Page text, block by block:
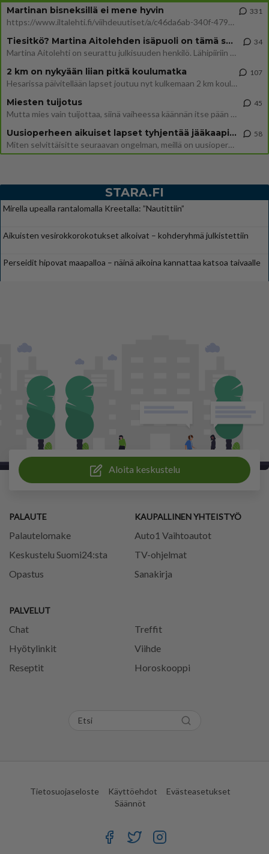
Martinan bisneksillä ei mene hyvin
https://www.iltalehti.fi/viihdeuutiset/a/c46da6ab-340f-4790-aaa7-0865eed2336 Yrityksen konkurssihakemus on tullut kärä
331
Tiesitkö? Martina Aitolehden isäpuoli on tämä suosittu laulaja
Martina Aitolehti on seurattu julkisuuden henkilö. Lähipiiriin mahtuu muitakin tunnettuja henkilöitä. Tiesitkö, että Ma
34
2 km on nykyään liian pitkä koulumatka
Hesarissa päivitellään lapset joutuu nyt kulkemaan 2 km kouluun jösses. Ruostefillarilla tuo matka menee vaikka miten äk
107
Miesten tuijotus
Mutta mies vain tuijottaa, siinä vaiheessa käännän itse pään pois. Mikä juttu? Yleensä jos joku tuijottaa tai katsoo, hä
45
Uusioperheen aikuiset lapset tyhjentää jääkaapin käydessään
Miten selvittäisitte seuraavan ongelman, meillä on uusioperhe, minulla teini-ikäiset lapset ja puolisolla aikuiset, jotk
58
STARA.FI
Mirella upealla rantalomalla Kreetalla: ”Nautittiin”
Aikuisten vesirokkorokotukset alkoivat – kohderyhmä julkistettiin
Perseidit hipovat maapalloa – näinä aikoina kannattaa katsoa taivaalle
Aloita keskustelu
PALAUTE
Palautelomake
Keskustelu Suomi24:sta
Opastus
PALVELUT
Chat
Treffit
Hyötylinkit
Viihde
Reseptit
Horoskooppi
KAUPALLINEN YHTEISTYÖ
Auto1 Vaihtoautot
TV-ohjelmat
Sanakirja
Tietosuojaseloste Käyttöehdot
Evästeasetukset
Säännöt